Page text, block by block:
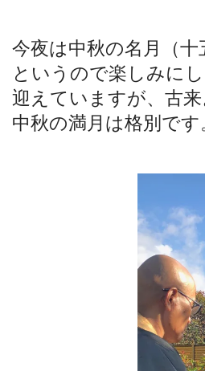
今夜は中秋の名月（
というので楽しみに
迎えていますが、古
中秋の満月は格別です